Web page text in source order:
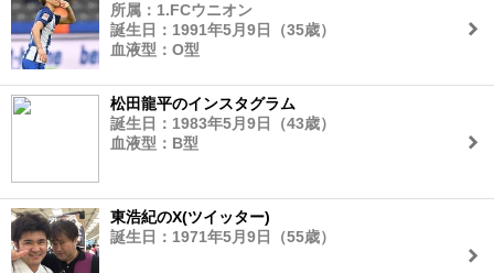
所属：1.FCウニオン
誕生日：1991年5月9日（35歳）
血液型：O型
松田龍平のインスタグラム
誕生日：1983年5月9日（43歳）
血液型：B型
東浩紀のX(ツイッター)
誕生日：1971年5月9日（55歳）